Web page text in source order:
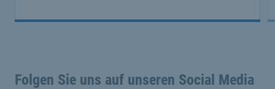
Folgen Sie uns auf unseren Social Media